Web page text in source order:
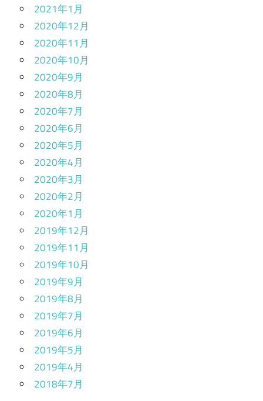
2021年1月
2020年12月
2020年11月
2020年10月
2020年9月
2020年8月
2020年7月
2020年6月
2020年5月
2020年4月
2020年3月
2020年2月
2020年1月
2019年12月
2019年11月
2019年10月
2019年9月
2019年8月
2019年7月
2019年6月
2019年5月
2019年4月
2018年7月